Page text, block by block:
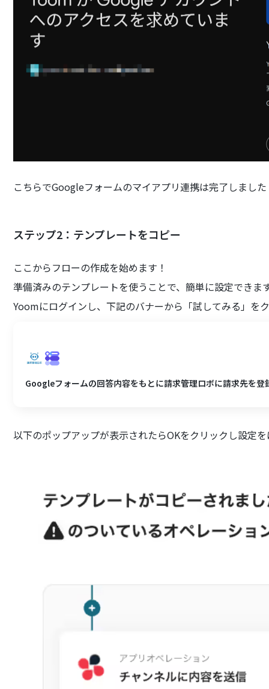
こちらでGoogleフォームのマイアプリ連携は完了しまし
ステップ2：テンプレートをコピー
ここからフローの作成を始めます！
準備済みのテンプレートを使うことで、簡単に設定できま
Yoomにログインし、下記のバナーから「試してみる」を
Googleフォームの回答内容をもとに請求管理ロボに請求先を登
以下のポップアップが表示されたらOKをクリックし設定